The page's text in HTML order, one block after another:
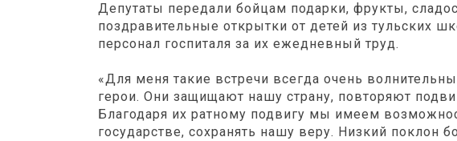
Депутаты передали бойцам подарки, фрукты,
поздравительные открытки от детей из тульских
персонал госпиталя за их ежедневный труд.
«Для меня такие встречи всегда очень
герои. Они защищают нашу страну, повторяют
Благодаря их ратному подвигу мы имеем
государстве, сохранять нашу веру. Низкий поклон